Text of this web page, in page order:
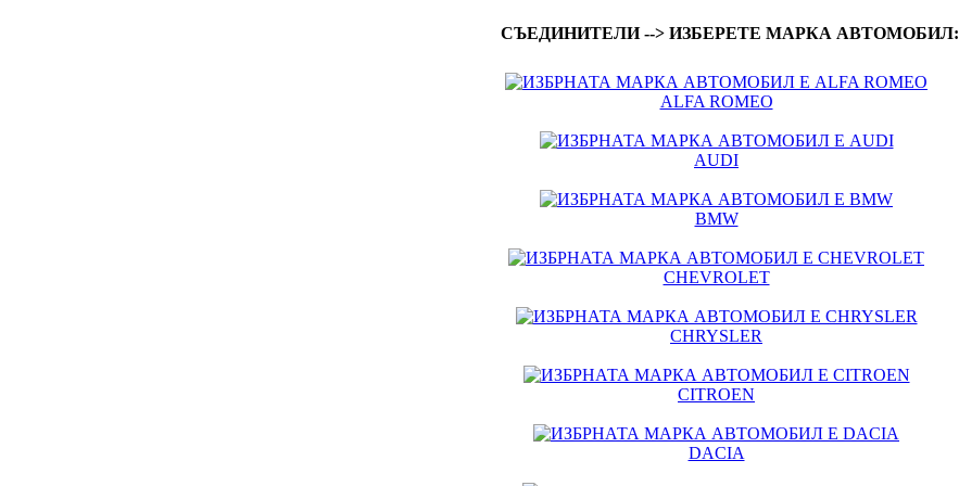
СЪЕДИНИТЕЛИ --> ИЗБЕРЕТЕ МАРКА АВТОМОБИЛ:
ALFA ROMEO
AUDI
BMW
CHEVROLET
CHRYSLER
CITROEN
DACIA